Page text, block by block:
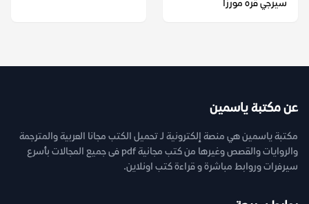
سيرجي قره مورزا
عن مكتبة ياسمين
مكتبة ياسمين هي منصة إلكترونية لـ تحميل الكتب مجانا العربية والمترجمة
والروايات والقصص وغيرها من كتب مجانية pdf فى جميع المجالات بأسرع
سيرفرات وروابط مباشرة و قراءة كتب اونلاين.